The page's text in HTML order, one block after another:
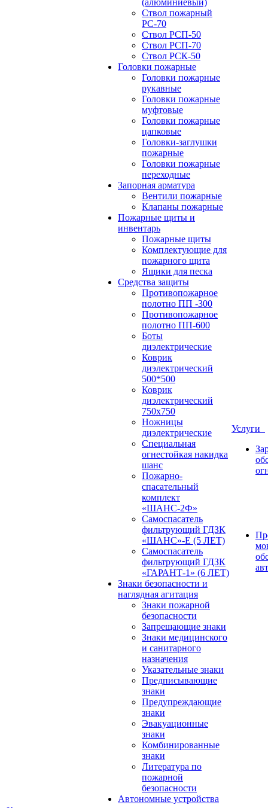
(алюминиевый)
Ствол пожарный
РС-70
Ствол РСП-50
Ствол РСП-70
Ствол РСК-50
Головки пожарные
Головки пожарные
рукавные
Головки пожарные
муфтовые
Головки пожарные
цапковые
Головки-заглушки
пожарные
Головки пожарные
переходные
Запорная арматура
Вентили пожарные
Клапаны пожарные
Пожарные щиты и
инвентарь
Пожарные щиты
Комплектующие для
пожарного щита
Ящики для песка
Средства защиты
Противопожарное
полотно ПП -300
Противопожарное
полотно ПП-600
Боты
диэлектрические
Коврик
диэлектрический
500*500
Коврик
диэлектрический
750х750
Ножницы
диэлектрические
Специальная
огнестойкая накидка
шанс
Пожарно-
спасательный
комплект
«ШАНС-2Ф»
Самоспасатель
фильтрующий ГДЗК
«ШАНС»-Е (5 ЛЕТ)
Самоспасатель
фильтрующий ГДЗК
«ГАРАНТ-1» (6 ЛЕТ)
Знаки безопасности и
наглядная агитация
Знаки пожарной
безопасности
Запрещающие знаки
Знаки медицинского
и санитарного
назначения
Указательные знаки
Предписывающие
знаки
Предупреждающие
знаки
Эвакуационные
знаки
Комбинированные
знаки
Литература по
пожарной
безопасности
Автономные устройства
Услуги